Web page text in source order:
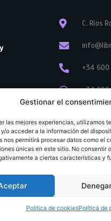
Gestionar el
las mejores experiencias, utilizamos
o acceder a la información del
nos permitirá procesar datos como el
únicas en este sitio. No consentir
a ciertas características y
Política de cookiesPolítica de
C. Ríos
+34
+34
Contratación